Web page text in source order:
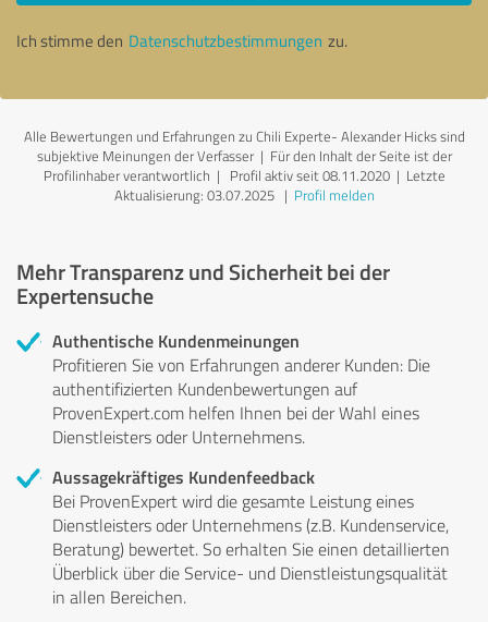
Ich stimme den Datenschutzbestimmungen zu.
Alle Bewertungen und Erfahrungen zu Chili Experte- Alexander Hicks sind
subjektive Meinungen der Verfasser | Für den Inhalt der Seite ist der
Profilinhaber verantwortlich | Profil aktiv seit 08.11.2020 | Letzte
Aktualisierung: 03.07.2025| Profil melden
Mehr Transparenz und Sicherheit bei der
Expertensuche
Authentische Kundenmeinungen
Profitieren Sie von Erfahrungen anderer Kunden: Die
authentifizierten Kundenbewertungen auf
ProvenExpert.com helfen Ihnen bei der Wahl eines
Dienstleisters oder Unternehmens.
Aussagekräftiges Kundenfeedback
Bei ProvenExpert wird die gesamte Leistung eines
Dienstleisters oder Unternehmens (z.B. Kundenservice,
Beratung) bewertet. So erhalten Sie einen detaillierten
Überblick über die Service- und Dienstleistungsqualität
in allen Bereichen.